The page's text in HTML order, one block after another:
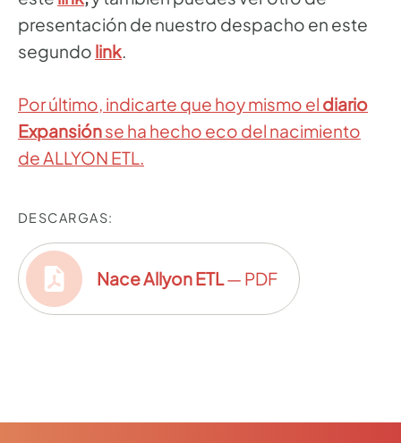
presentación de nuestro despacho en este
segundo link.
Por último, indicarte que hoy mismo el diario
Expansiónse ha hecho eco del nacimiento
de ALLYON ETL.
DESCARGAS:
Nace Allyon ETL— PDF